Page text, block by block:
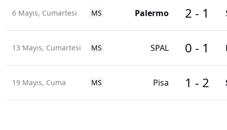
6 Mayıs, Cumartesi MS Palermo 2 - 1
13 Mayıs, Cumartesi MS SPAL 0 - 1
19 Mayıs, Cuma MS Pisa 1 - 2